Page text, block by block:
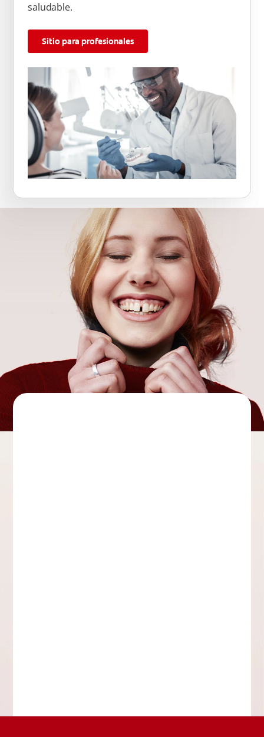
saludable.
Sitio para profesionales